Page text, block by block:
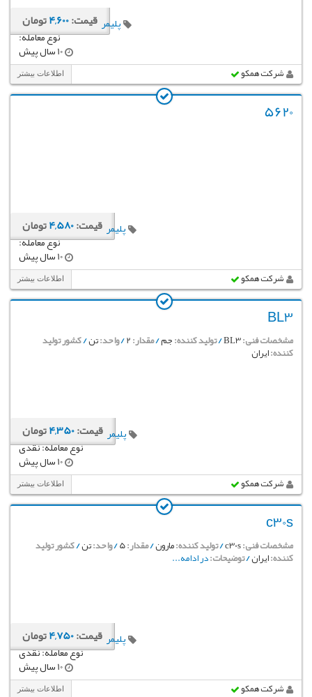
قیمت:4,600تومان پلیمر
نوع معامله:
شرکت همکو اطلاعات بیشتر
5620
قیمت:4,580تومان پلیمر
نوع معامله:
شرکت همکو اطلاعات بیشتر
BL3
مشخصات فنی: /تولید کننده:جم/مقدار: /واحد:تن/کشور تولید
کننده:ایران
قیمت:4,350تومان پلیمر
نوع معامله: نقدی
شرکت همکو اطلاعات بیشتر
c30s
مشخصات فنی: /تولید کننده:مارون/مقدار: /واحد:تن/کشور تولید
کننده:ایران/توضیحات:در ادامه...
قیمت:4,750تومان پلیمر
نوع معامله: نقدی
شرکت همکو اطلاعات بیشتر